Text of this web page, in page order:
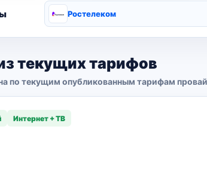
Ростелеком
текущих тарифов
по текущим опубликованным тарифам
Интернет + ТВ